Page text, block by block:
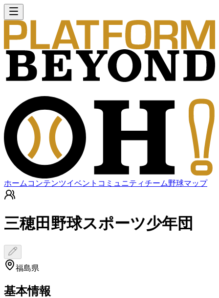
ホーム コンテンツイベント コミュニティチーム野球マップ
三穂田野球スポーツ少年団
福島県
基本情報